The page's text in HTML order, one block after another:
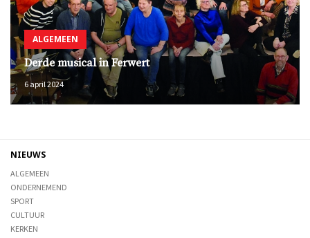
ALGEMEEN
Derde musical in Ferwert
6 april 2024
NIEUWS
ALGEMEEN
ONDERNEMEND
SPORT
CULTUUR
KERKEN